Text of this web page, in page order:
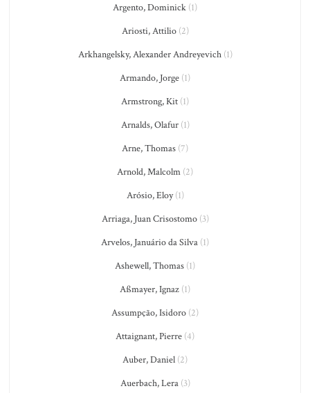
Argento, Dominick (1)
Ariosti, Attilio(2)
Arkhangelsky, Alexander Andreyevich(1)
Armando, Jorge (1)
Armstrong, Kit (1)
Arnalds, Olafur(1)
Arne, Thomas (7)
Arnold, Malcolm (2)
Arósio, Eloy(1)
Arriaga, Juan Crisostomo(3)
Arvelos, Januário da Silva (1)
Ashewell, Thomas (1)
Aßmayer, Ignaz (1)
Assumpção, Isidoro (2)
Attaignant, Pierre (4)
Auber, Daniel (2)
Auerbach, Lera(3)